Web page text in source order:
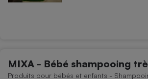
MIXA - Bébé shampooing
Produits pour bébés et enfants -